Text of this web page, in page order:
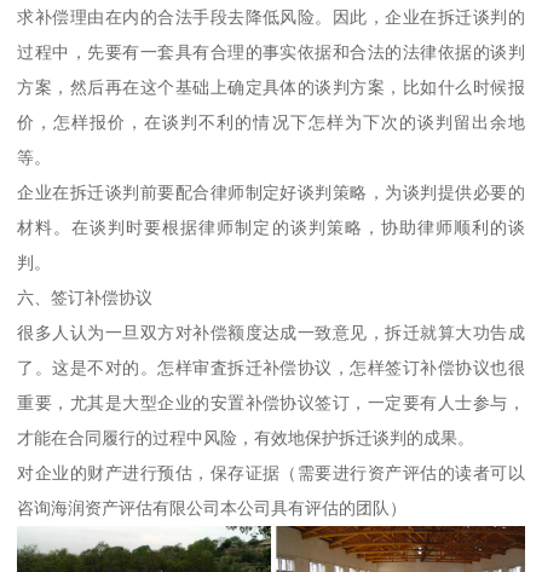
求补偿理由在内的合法手段去降低风险。因此，企业在拆迁谈判的
过程中，先要有一套具有合理的事实依据和合法的法律依据的谈判
方案，然后再在这个基础上确定具体的谈判方案，比如什么时候报
价，怎样报价，在谈判不利的情况下怎样为下次的谈判留出余地
等。
企业在拆迁谈判前要配合律师制定好谈判策略，为谈判提供必要的
材料。在谈判时要根据律师制定的谈判策略，协助律师顺利的谈
判。
六、签订补偿协议
很多人认为一旦双方对补偿额度达成一致意见，拆迁就算大功告成
了。这是不对的。怎样审査拆迁补偿协议，怎样签订补偿协议也很
重要，尤其是大型企业的安置补偿协议签订，一定要有人士参与，
才能在合同履行的过程中风险，有效地保护拆迁谈判的成果。
对企业的财产进行预估，保存证据（需要进行资产评估的读者可以
咨询海润资产评估有限公司本公司具有评估的团队）